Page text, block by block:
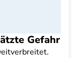
Gefahr